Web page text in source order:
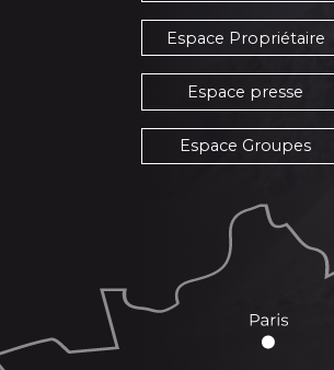
Espace Propriétaire
Espace presse
Espace Groupes